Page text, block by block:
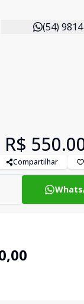
(54)
R$
Compartilhar